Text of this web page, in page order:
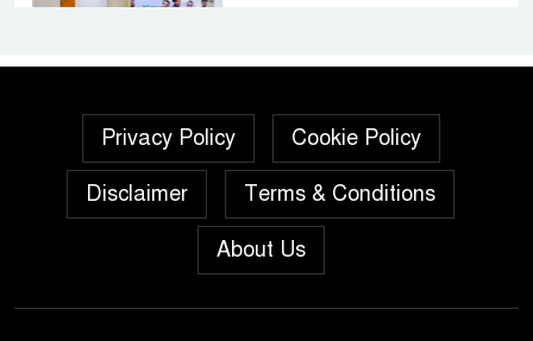
নয়নুজ্জামান মুন্সীর মতবিনিময়
পিরোজপুরে নানা কর্মসূচি পালিত
নেছারাবাদের বলদিয়ায় বিয়ের
Privacy Policy Cookie Policy
Disclaimer Terms & Conditions
About Us